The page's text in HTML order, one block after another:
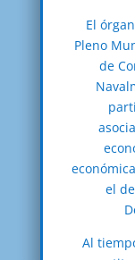
El
Pleno
de
el
Al